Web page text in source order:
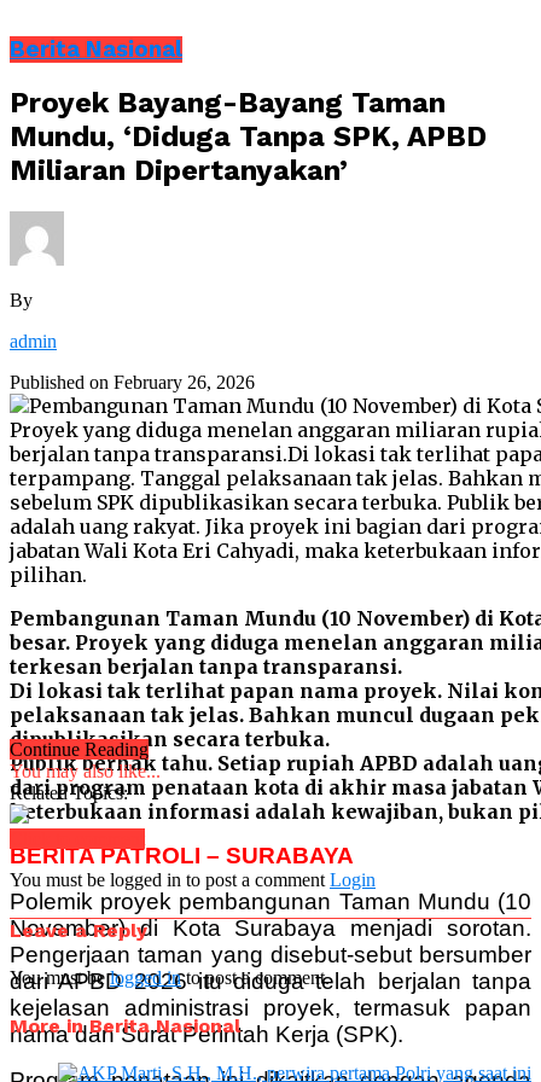
Berita Nasional
Proyek Bayang-Bayang Taman
Mundu, ‘Diduga Tanpa SPK, APBD
Miliaran Dipertanyakan’
By
admin
Published on February 26, 2026
Pembangunan Taman Mundu (10 November) di
besar. Proyek yang diduga menelan anggaran
terkesan berjalan tanpa transparansi.
Di lokasi tak terlihat papan nama proyek. Nilai
pelaksanaan tak jelas. Bahkan muncul dugaan
dipublikasikan secara terbuka.
Publik berhak tahu. Setiap rupiah APBD adalah
dari program penataan kota di akhir masa jabatan
keterbukaan informasi adalah kewajiban, bukan
BERITA PATROLI – SURABAYA
Polemik proyek pembangunan Taman Mundu (10
November) di Kota Surabaya menjadi sorotan.
Pengerjaan taman yang disebut-sebut bersumber
dari APBD 2026 itu diduga telah berjalan tanpa
kejelasan administrasi proyek, termasuk papan
nama dan Surat Perintah Kerja (SPK).
Continue Reading
You may also like...
Related Topics:
You must be logged in to post a comment Login
Leave a Reply
You must belogged into post a comment.
More in Berita Nasional